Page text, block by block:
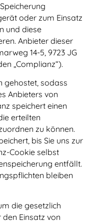
oder zum Einsatz
und diese
Anbieter dieser
14-5, 9723 JG
„Complianz“).
gehostet, sodass
Anbieters von
speichert einen
erteilten
zu können.
bis Sie uns zur
Cookie selbst
entfällt.
bleiben
die gesetzlich
Einsatz von